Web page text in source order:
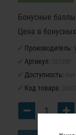
Бонусные
Цена в
Производитель:
Артикул:
Доступность:
Код товара: